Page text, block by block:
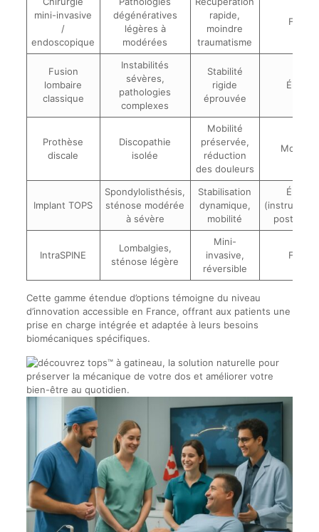
mini-invasive
/
endoscopique
dégénératives
légères à
modérées
rapide,
moindre
traumatisme
Faible
Fusion
lombaire
classique
Instabilités
sévères,
pathologies
complexes
Stabilité
rigide
éprouvée
Élevée
Prothèse
discale
Discopathie
isolée
Mobilité
préservée,
réduction
des douleurs
Implant TOPS
Spondylolisthésis,
sténose modérée
à sévère
Stabilisation
dynamique,
mobilité
Élevée
IntraSPINE
Lombalgies,
sténose légère
Mini-
invasive,
réversible
Faible
Cette gamme étendue d’options témoigne du niveau
d’innovation accessible en France, offrant aux patients une
prise en charge intégrée et adaptée à leurs besoins
biomécaniques spécifiques.